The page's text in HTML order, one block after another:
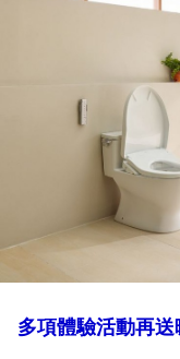
多項體驗活動再